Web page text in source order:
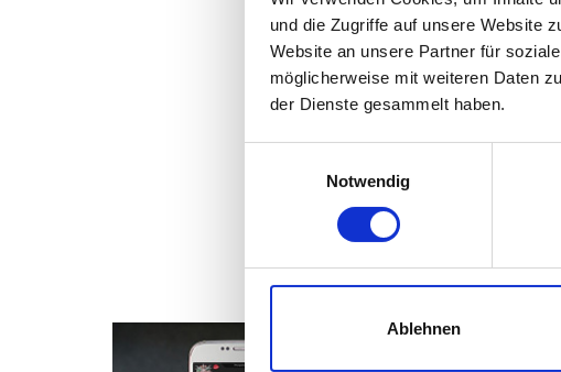
und die Zugriffe auf unsere Website
Website an unsere Partner für
möglicherweise mit weiteren Daten
der Dienste gesammelt haben.
Notwendig
Ablehnen